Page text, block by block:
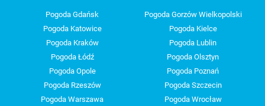
Pogoda Gdańsk
Pogoda Gorzów Wielkopolski
Pogoda Katowice
Pogoda Kielce
Pogoda Kraków
Pogoda Lublin
Pogoda Łódź
Pogoda Olsztyn
Pogoda Opole
Pogoda Poznań
Pogoda Rzeszów
Pogoda Szczecin
Pogoda Warszawa
Pogoda Wrocław